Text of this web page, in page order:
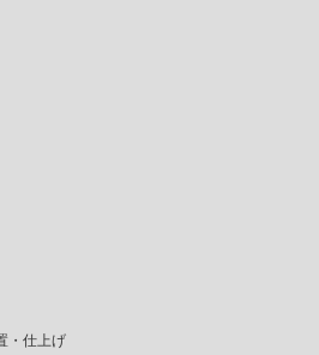
・仕上げ